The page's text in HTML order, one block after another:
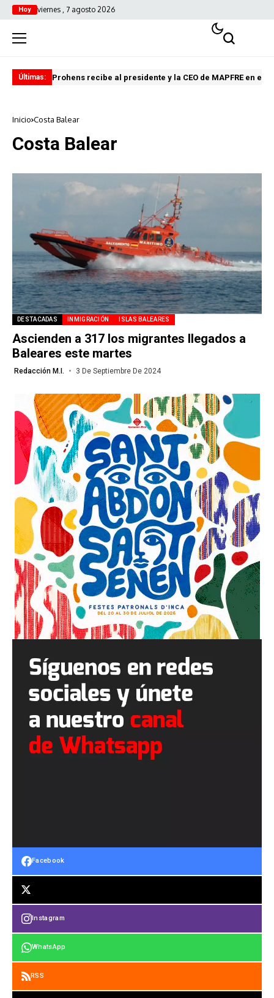
Hoy viernes , 7 agosto 2026
Últimas: Prohens recibe al presidente y la CEO de MAPFRE en el
Inicio Costa Balear
Costa Balear
DESTACADAS INMIGRACIÓN ISLAS BALEARES
Ascienden a 317 los migrantes llegados a
Baleares este martes
Redacción M.I. 3 De Septiembre De 2024
Facebook
Instagram
WhatsApp
RSS